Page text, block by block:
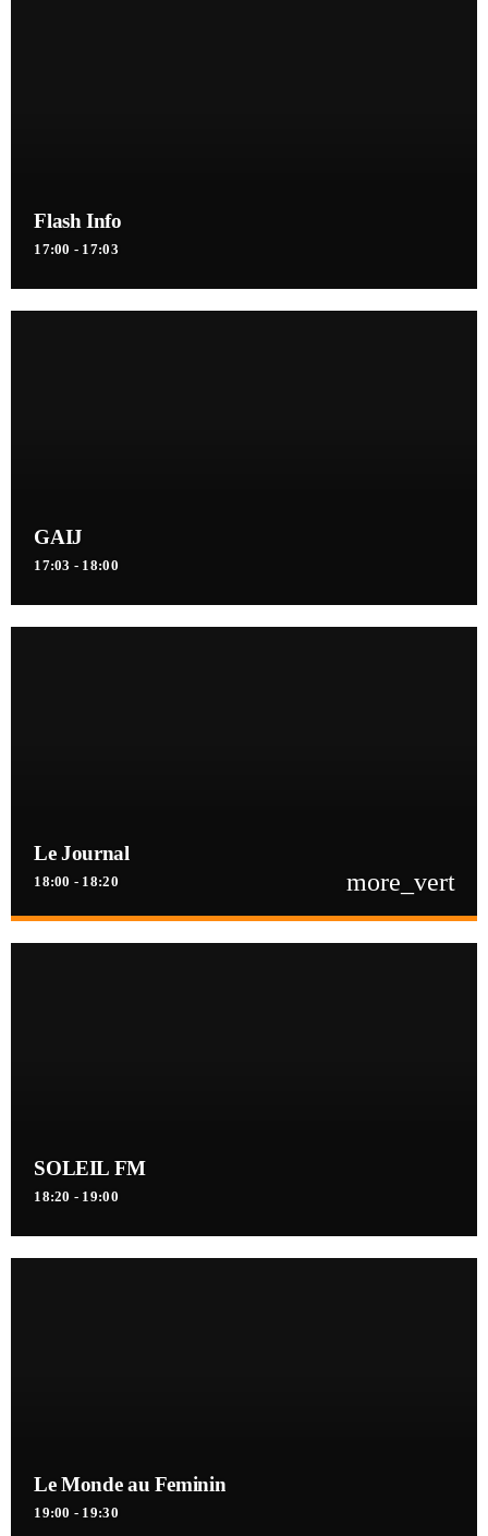
Flash Info
17:00 - 17:03
GAIJ
17:03 - 18:00
Le Journal
18:00 - 18:20 more_vert
Le Journal close
SOLEIL FM
18:20 - 19:00
Le Monde au Feminin
19:00 - 19:30